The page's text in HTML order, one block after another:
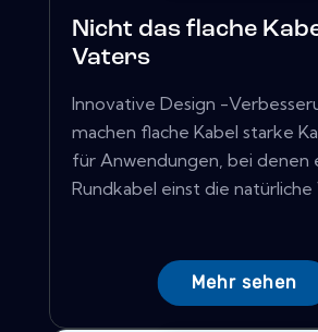
Nicht das flache
Vaters
Innovative Design -
machen flache Kabel starke
für Anwendungen, bei denen
Rundkabel einst die natürliche
Mehr sehen